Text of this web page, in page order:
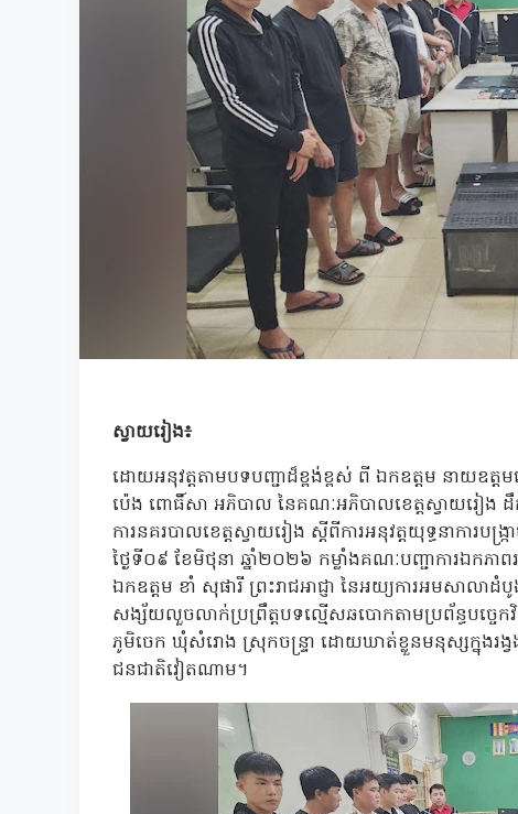
ស្វាយរៀង៖
ដោយអនុវត្តតាមបទបញ្ជាដ៏ខ្ពង់ខ្ពស់ ពី ឯកឧត្ដម នាយឧត្
ប៉េង ពោធិ៍សា អភិបាល នៃគណៈអភិបាលខេត្តស្វាយរៀង ដឹ
ការនគរបាលខេត្តស្វាយរៀង ស្តីពីការអនុវត្តយុទ្ធនាការ
ថ្ងៃទី០៩ ខែមិថុនា ឆ្នាំ២០២៦ កម្លាំងគណៈបញ្ជាការឯក
ឯកឧត្ដម ខាំ សុផារី ព្រះរាជអាជ្ញា នៃអយ្យការអមសាលាដំបូង
សង្ស័យលួចលាក់ប្រព្រឹត្តបទល្មើសឆបោកតាមប្រព័ន្ធបច្ចេ
ភូមិចេក ឃុំសំរោង ស្រុកចន្ទ្រា ដោយឃាត់ខ្លួនមនុស្សក្នុងរ
ជនជាតិវៀតណាម។